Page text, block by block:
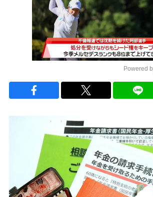
Powered